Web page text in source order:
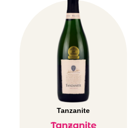
Tanzanite
Tanzanite